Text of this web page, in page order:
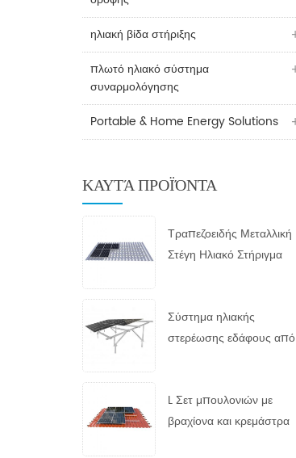
ηλιακή βίδα στήριξης
πλωτό ηλιακό σύστημα
συναρμολόγησης
Portable & Home Energy Solutions
ΚΑΥΤΆ ΠΡΟΪΌΝΤΑ
Τραπεζοειδής Μεταλλική
Στέγη Ηλιακό Στήριγμα
Σύστημα ηλιακής
στερέωσης εδάφους από
L Σετ μπουλονιών με
βραχίονα και κρεμάστρα